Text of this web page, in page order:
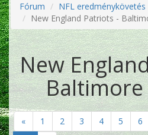
Fórum
NFL eredménykövetés
New England Patriots -
New
Baltimore
« 1 2 3 4 5 6